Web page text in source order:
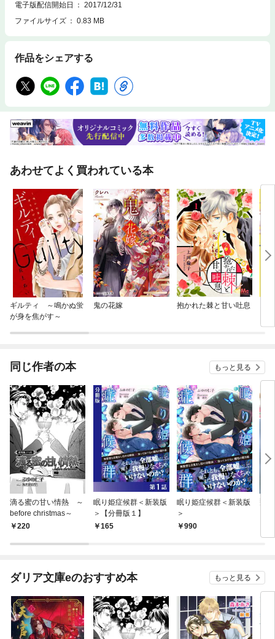
電子版配信開始日
2017/12/31
ファイルサイズ
0.83 MB
作品をシェアする
あわせてよく買われている本
ギルティ ～鳴かぬ蛍
が身を焦がす～
鬼の花嫁 抱かれた棘と甘い吐息
同じ作者の本 もっと見る
滴る蜜の甘い情熱 ～
before christmas～
220
眠り姫症候群＜新装版
＞【分冊版１】
165
眠り姫症候群＜新装版
＞
990
飛
ダリア文庫eのおすすめ本 もっと見る